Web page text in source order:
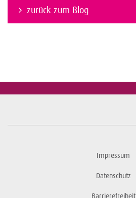
zurück zum Blog
Impressum
Datenschutz
Barrierefreiheit